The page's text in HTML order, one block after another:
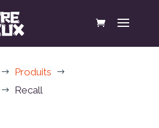
$ Produits $
$ Recall